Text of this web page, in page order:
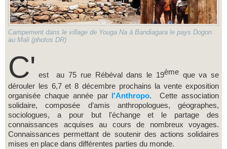
Campement dans le village de Youga Na à Bandiagara le pays Dogon
au Mali (photos DR)
C' est au 75 rue Rébéval dans le 19èmeque va se
dérouler les 6,7 et 8 décembre prochains la vente exposition
organisée chaque année parl'Anthropo. Cette association
solidaire, composée d’amis anthropologues, géographes,
sociologues, a pour but l'échange et le partage des
connaissances acquises au cours de nombreux voyages.
Connaissances permettant de soutenir des actions solidaires
mises en place dans différentes parties du monde.